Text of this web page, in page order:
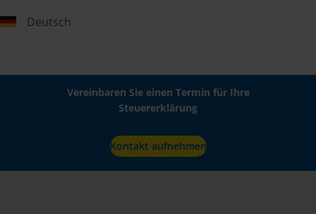
Deutsch
Vereinbaren Sie einen Termin für Ihre
Steuererklärung
Kontakt aufnehmen